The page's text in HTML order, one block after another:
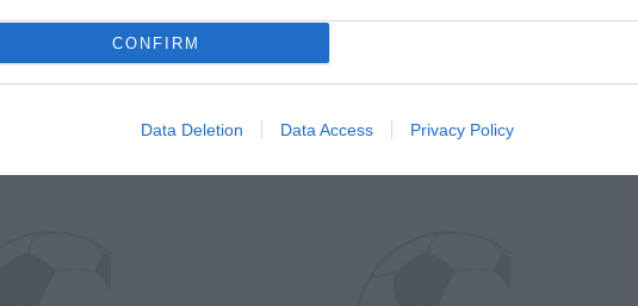
CONFIRM
Data Deletion Data Access Privacy Policy